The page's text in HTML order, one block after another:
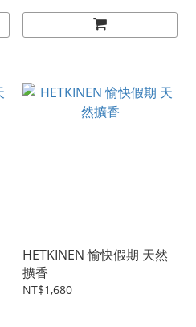
HETKINEN 愉快假期 天然
擴香
NT$1,680